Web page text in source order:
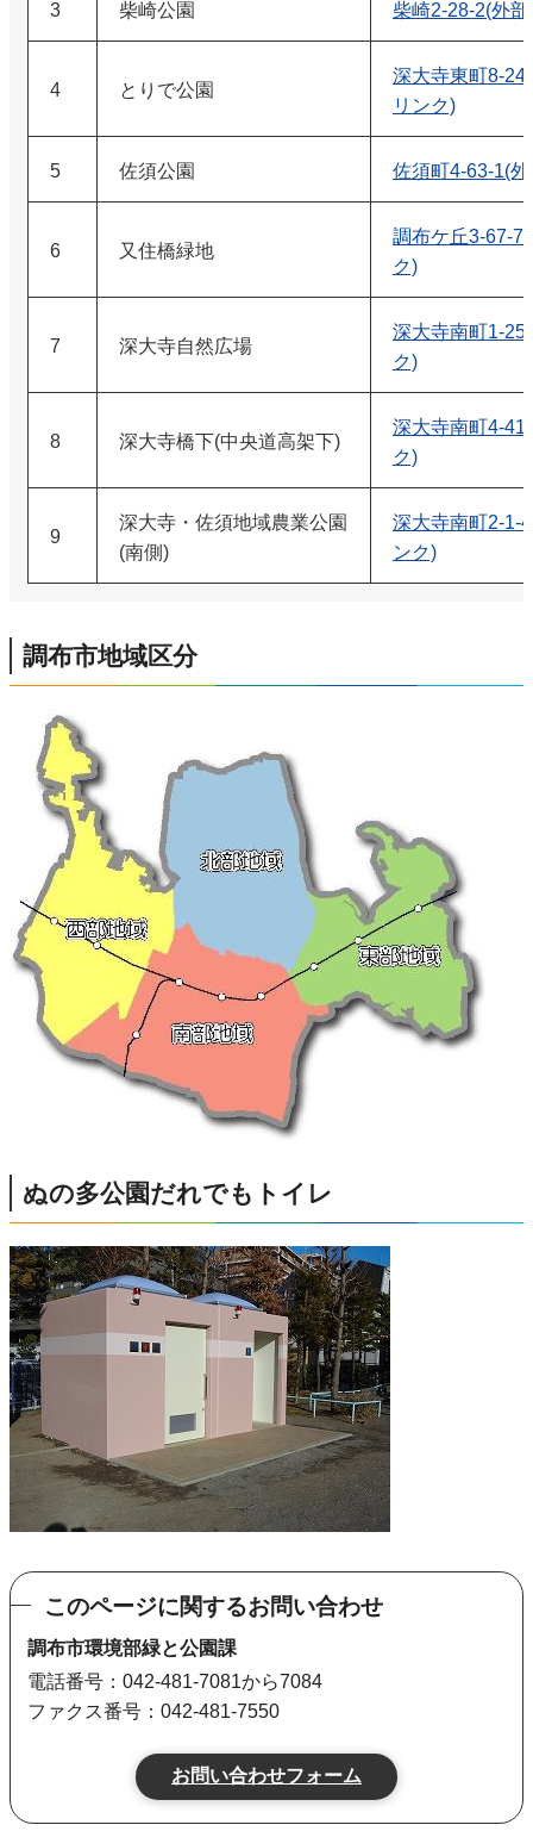
3 柴崎公園 柴崎2-28-2(外
4 とりで公園
深大寺東町8-
リンク)
5 佐須公園 佐須町4-63-1(
6 又住橋緑地
調布ケ丘3-67-
ク)
7 深大寺自然広場
深大寺南町1-
ク)
8 深大寺橋下(中央道高架下)
深大寺南町4-
ク)
9
深大寺・佐須地域農業公園
(南側)
深大寺南町2-1-
ンク)
調布市地域区分
ぬの多公園だれでもトイレ
このページに関するお問い合わせ
調布市環境部緑と公園課
電話番号：042-481-7081から7084
ファクス番号：042-481-7550